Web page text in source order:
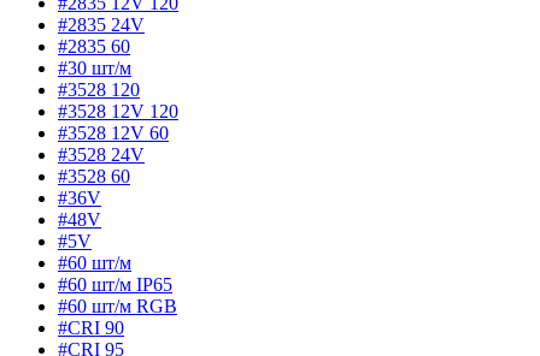
#2835 24V
#2835 60
#30 шт/м
#3528 120
#3528 12V 120
#3528 12V 60
#3528 24V
#3528 60
#36V
#48V
#5V
#60 шт/м
#60 шт/м IP65
#60 шт/м RGB
#CRI 90
#CRI 95